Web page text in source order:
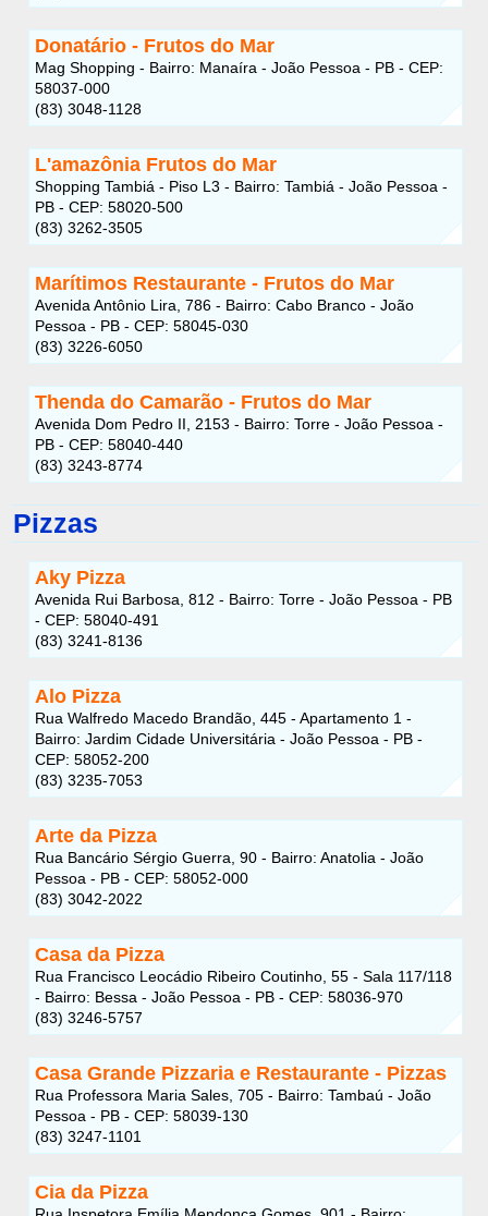
Donatário - Frutos do Mar
Mag Shopping - Bairro: Manaíra - João Pessoa - PB - CEP:
58037-000
(83) 3048-1128
L'amazônia Frutos do Mar
Shopping Tambiá - Piso L3 - Bairro: Tambiá - João Pessoa -
PB - CEP: 58020-500
(83) 3262-3505
Marítimos Restaurante - Frutos do Mar
Avenida Antônio Lira, 786 - Bairro: Cabo Branco - João
Pessoa - PB - CEP: 58045-030
(83) 3226-6050
Thenda do Camarão - Frutos do Mar
Avenida Dom Pedro II, 2153 - Bairro: Torre - João Pessoa -
PB - CEP: 58040-440
(83) 3243-8774
Pizzas
Aky Pizza
Avenida Rui Barbosa, 812 - Bairro: Torre - João Pessoa - PB
- CEP: 58040-491
(83) 3241-8136
Alo Pizza
Rua Walfredo Macedo Brandão, 445 - Apartamento 1 -
Bairro: Jardim Cidade Universitária - João Pessoa - PB -
CEP: 58052-200
(83) 3235-7053
Arte da Pizza
Rua Bancário Sérgio Guerra, 90 - Bairro: Anatolia - João
Pessoa - PB - CEP: 58052-000
(83) 3042-2022
Casa da Pizza
Rua Francisco Leocádio Ribeiro Coutinho, 55 - Sala 117/118
- Bairro: Bessa - João Pessoa - PB - CEP: 58036-970
(83) 3246-5757
Casa Grande Pizzaria e Restaurante - Pizzas
Rua Professora Maria Sales, 705 - Bairro: Tambaú - João
Pessoa - PB - CEP: 58039-130
(83) 3247-1101
Cia da Pizza